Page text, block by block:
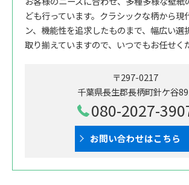
ども行っています。クラシックな柄から現
ン、機能性を追求したものまで、幅広い選
取り揃えていますので、いつでもお任せく
〒297-0217
千葉県長生郡長柄町針ケ谷
080-2027-
お問い合わせはこちら